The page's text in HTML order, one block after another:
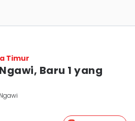
Timur
Baru 1 yang